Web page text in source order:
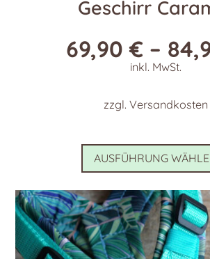
Geschirr
69,90€ –
inkl. MwSt.
zzgl. Versandkosten
AUSFÜHRUNG